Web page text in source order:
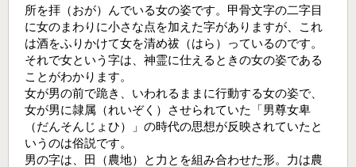
所を拝（おが）んでいる女の姿です。甲骨文字の二字目
に女のまわりに小さな点を加えた字がありますが、これ
は酒をふりかけて女を清め祓（はら）っているのです。
それで女という字は、神霊に仕えるときの女の姿である
ことがわかります。
女が男の前で跪き、いわれるままに行動する女の姿で、
女が男に隷属（れいぞく）させられていた「男尊女卑
（だんそんじょひ）」の時代の思想が反映されていたと
いうのは俗説です。
男の字は、田（農地）と力とを組み合わせた形。力は農